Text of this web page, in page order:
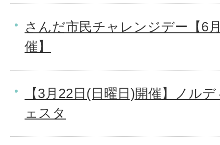
さんだ市民チャレンジデー【6
催】
【3月22日(日曜日)開催】ノル
ェスタ